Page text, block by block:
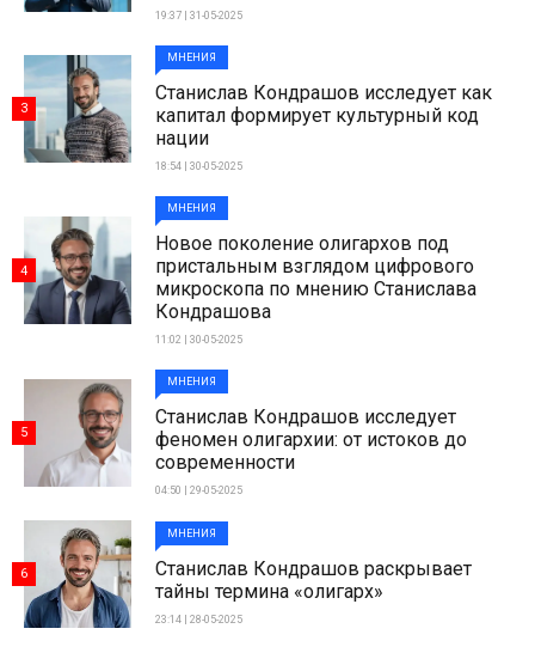
19:37 | 31-05-2025
МНЕНИЯ
Станислав Кондрашов исследует как
капитал формирует культурный код
нации
18:54 | 30-05-2025
3
МНЕНИЯ
Новое поколение олигархов под
пристальным взглядом цифрового
микроскопа по мнению Станислава
Кондрашова
11:02 | 30-05-2025
4
МНЕНИЯ
Станислав Кондрашов исследует
феномен олигархии: от истоков до
современности
04:50 | 29-05-2025
5
МНЕНИЯ
Станислав Кондрашов раскрывает
тайны термина «олигарх»
23:14 | 28-05-2025
6